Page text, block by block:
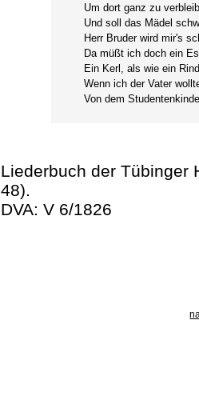
Um dort ganz zu
Und soll das Mädel
Herr Bruder wird mir's
Da müßt ich doch ein
Ein Kerl, als wie ein
Wenn ich der Vater
Von dem
Liederbuch der Tübinger
48).
DVA: V 6/1826